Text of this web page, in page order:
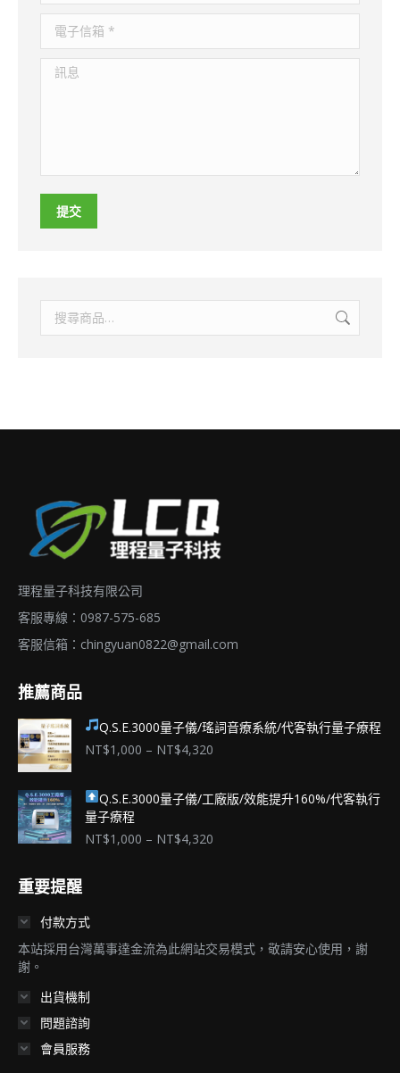
電子信箱 *
訊息
提交
理程量子科技有限公司
客服專線：0987-575-685
客服信箱： chingyuan0822@gmail.com
推薦商品
Q.S.E.3000量子儀/瑤詞音療系統/代客執行量子療程
NT$1,000 – NT$4,320
圍：
Q.S.E.3000量子儀/工廠版/效能提升160%/代客執行
量子療程
NT$1,000 – NT$4,320
NT$4,320
重要提醒
付款方式
本站採用台灣萬事達金流為此網站交易模式，敬請安心使用，謝
謝。
出貨機制
問題諮詢
會員服務